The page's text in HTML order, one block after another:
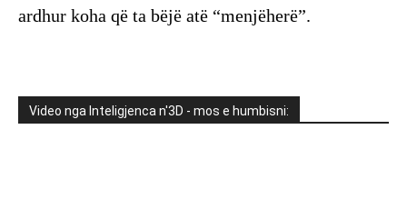
ardhur koha që ta bëjë atë “menjëherë”.
Video nga Inteligjenca n'3D - mos e humbisni: